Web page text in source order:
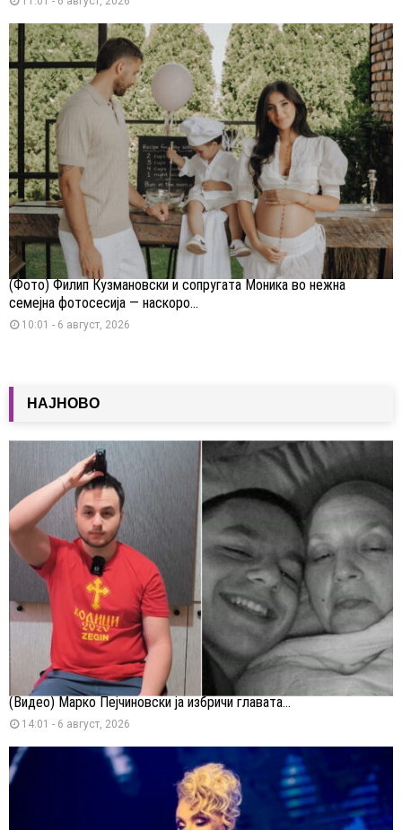
(Фото) Филип Кузмановски и сопругата Моника во нежна
семејна фотосесија — наскоро...
10:01 - 6 август, 2026
НАЈНОВО
(Видео) Марко Пејчиновски ја избричи главата...
14:01 - 6 август, 2026